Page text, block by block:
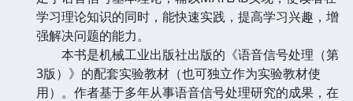
学习理论知识的同时，能快速实践，提高学习兴趣，增
强解决问题的能力。
本书是机械工业出版社出版的《语音信号处理（第
3版）》的配套实验教材（也可独立作为实验教材使
用）。作者基于多年从事语音信号处理研究的成果，在